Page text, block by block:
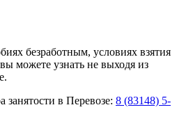
безработным, условиях взятия
можете узнать не выходя из
занятости в Перевозе: 8 (83148) 5-